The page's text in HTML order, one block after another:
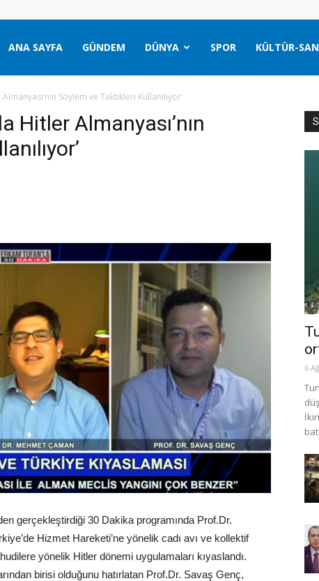
ANA SAYFA GÜNDEM DÜNYA SPOR KÜLTÜR-
Söylem ve Taktikleri Kullanılıyor’
Hitler Almanyası’nın
gerçekleştirdiği 30 Dakika programında Prof.Dr.
Hizmet Hareketi’ne yönelik cadı avı ve kollektif
yönelik Hitler dönemi uygulamaları kıyaslandı.
birisi olduğunu hatırlatan Prof.Dr. Savaş Genç,
6